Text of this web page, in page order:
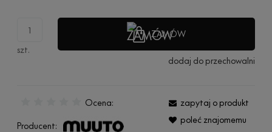
szt.
ZAMÓW
dodaj do przechowalni
Ocena:
Producent:
zapytaj o produkt
poleć znajomemu